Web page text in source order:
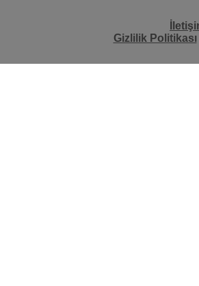
Gizlilik Politikası